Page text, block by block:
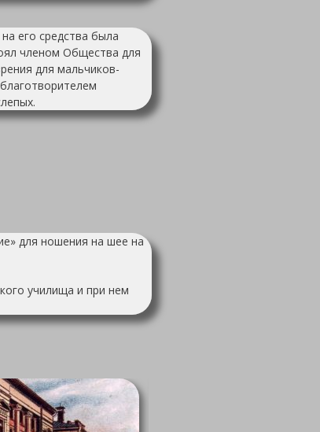
его средства была
членом Общества для
для мальчиков-
для ношения на шее на
училища и при нем